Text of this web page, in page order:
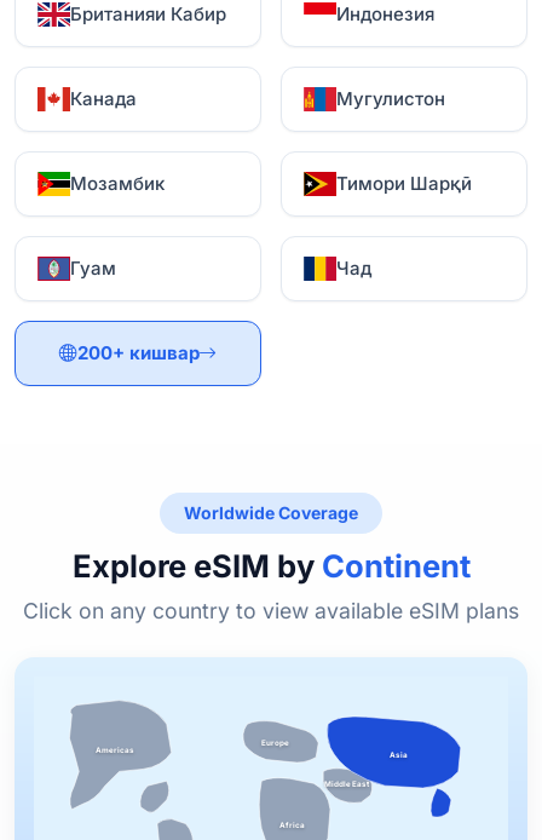
Британияи Кабир Индонезия
Канада Мугулистон
Мозамбик Тимори Шарқӣ
Гуам Чад
200+ кишвар
Worldwide Coverage
Explore eSIM by Continent
Click on any country to view available eSIM plans
Americas
Europe
Africa
Middle East
Asia